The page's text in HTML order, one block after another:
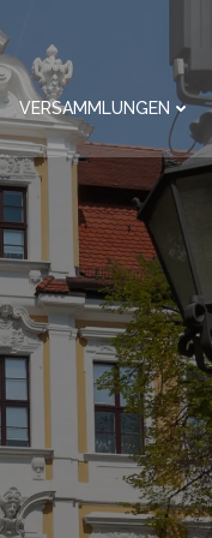
VERSAMMLUNGEN